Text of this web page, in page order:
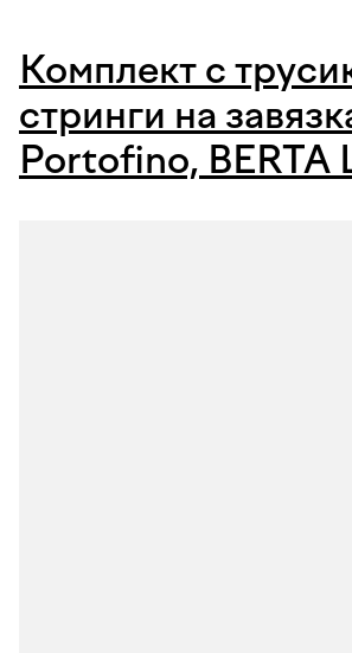
Комплект с
стринги на
Portofino, BERTA